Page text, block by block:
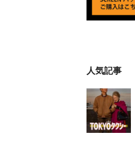
人気記事